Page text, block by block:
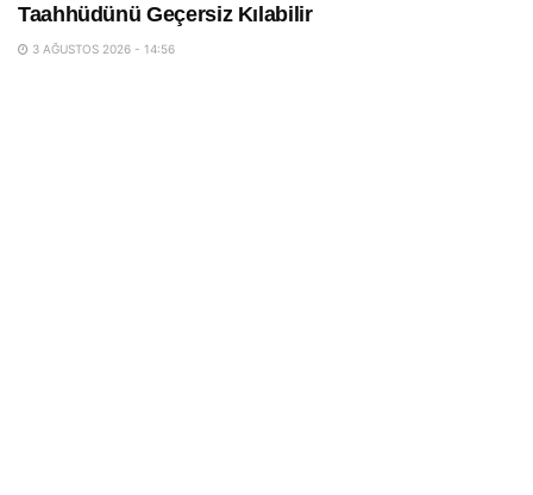
Taahhüdünü Geçersiz Kılabilir
3 AĞUSTOS 2026 - 14:56